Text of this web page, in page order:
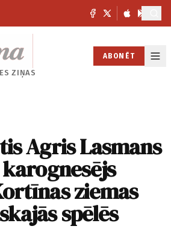
ZIŅAS
ABONĒT
Agris Lasmans
ziemas
spēlēs